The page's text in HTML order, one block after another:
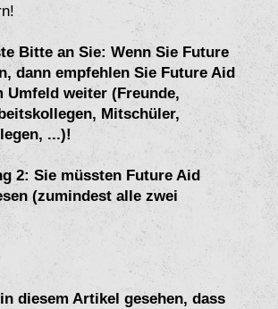
Bitte an Sie: Wenn Sie Future
dann empfehlen Sie Future Aid
Umfeld weiter (Freunde,
Mitschüler,
...)!
2: Sie müssten Future Aid
(zumindest alle zwei
diesem Artikel gesehen, dass